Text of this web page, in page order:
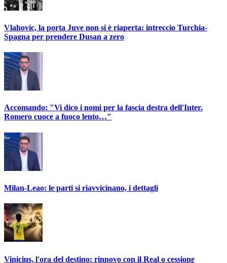
Vlahovic, la porta Juve non si è riaperta: intreccio Turchia-
Spagna per prendere Dusan a zero
Accomando: "Vi dico i nomi per la fascia destra dell'Inter.
Romero cuoce a fuoco lento…"
Milan-Leao: le parti si riavvicinano, i dettagli
Vinicius, l'ora del destino: rinnovo con il Real o cessione